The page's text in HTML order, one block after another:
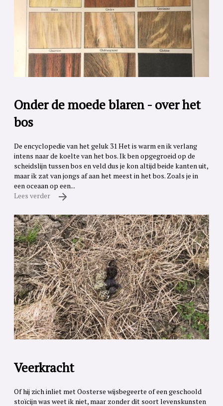
Onder de moede blaren - over het
bos
De encyclopedie van het geluk 31 Het is warm en ik verlang
intens naar de koelte van het bos. Ik ben opgegroeid op de
scheidslijn tussen bos en veld dus je kon altijd beide kanten uit,
maar ik zat van jongs af aan het meest in het bos. Zoals je in
een oceaan op een...
Lees verder
Veerkracht
Of hij zich inliet met Oosterse wijsbegeerte of een geschoold
stoïcijn was weet ik niet, maar zonder dit soort levenskunsten